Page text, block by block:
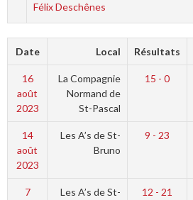
Félix Deschênes
Date Local Résultats
16
août
2023
La Compagnie
Normand de
St-Pascal
15 - 0
14
août
2023
Les A’s de St-
Bruno
9 - 23
7
Les A’s de St-
12 - 21